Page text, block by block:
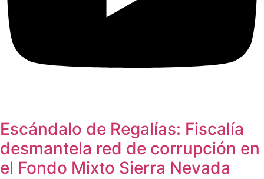
Escándalo de Regalías: Fiscalía
desmantela red de corrupción en
el Fondo Mixto Sierra Nevada